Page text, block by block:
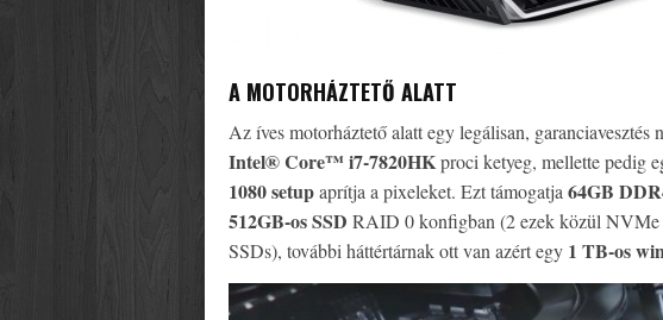
A MOTORHÁZTETŐ ALATT
Az íves motorháztető alatt egy legálisan,
Intel® Core™ i7-7820HKproci ketyeg, mellette pedig
1080 setupaprítja a pixeleket. Ezt támogatja 64GB
512GB-os SSD RAID 0 konfigban (2 ezek közül NVMe
SSDs), további háttértárnak ott van azért egy 1 TB-os